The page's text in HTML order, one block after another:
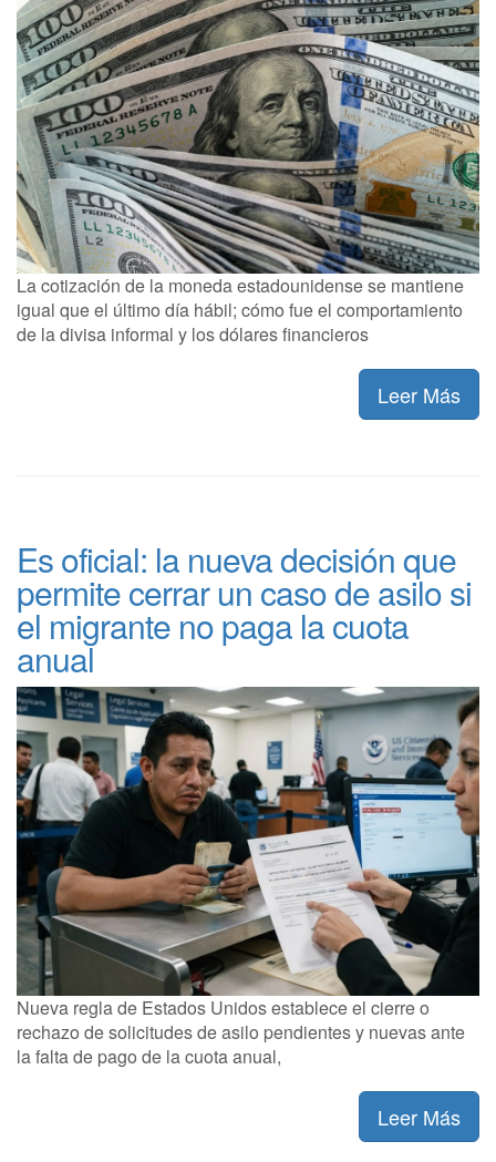
La cotización de la moneda estadounidense se mantiene
igual que el último día hábil; cómo fue el comportamiento
de la divisa informal y los dólares financieros
Leer Más
Es oficial: la nueva decisión que
permite cerrar un caso de asilo si
el migrante no paga la cuota
anual
Nueva regla de Estados Unidos establece el cierre o
rechazo de solicitudes de asilo pendientes y nuevas ante
la falta de pago de la cuota anual,
Leer Más